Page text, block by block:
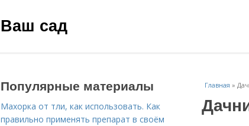
Ваш сад
Главная »
Популярные материалы
Махорка от тли, как использовать. Как
правильно применять препарат в своём